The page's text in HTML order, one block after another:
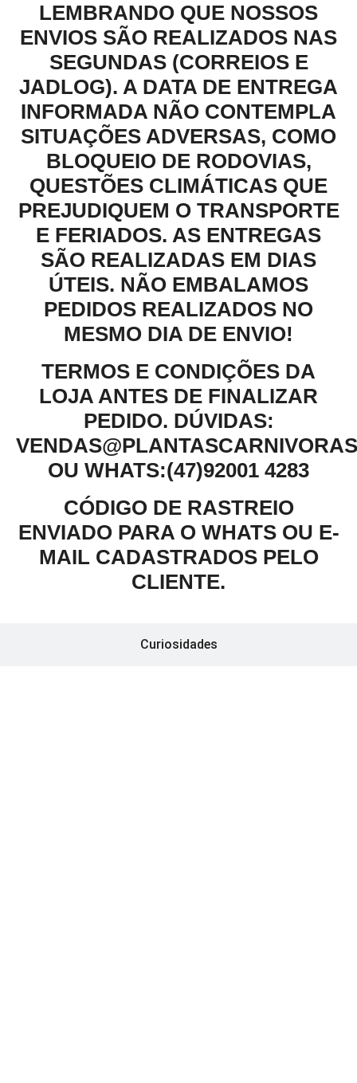
Curiosidades
LEMBRANDO QUE NOSSOS
ENVIOS SÃO REALIZADOS NAS
SEGUNDAS (CORREIOS E
JADLOG). A DATA DE ENTREGA
INFORMADA NÃO CONTEMPLA
SITUAÇÕES ADVERSAS, COMO
BLOQUEIO DE RODOVIAS,
QUESTÕES CLIMÁTICAS QUE
PREJUDIQUEM O TRANSPORTE
E FERIADOS. AS ENTREGAS
SÃO REALIZADAS EM DIAS
ÚTEIS. NÃO EMBALAMOS
PEDIDOS REALIZADOS NO
MESMO DIA DE ENVIO!
TERMOS E CONDIÇÕES DA
LOJA ANTES DE FINALIZAR
PEDIDO. DÚVIDAS:
OU WHATS:(47)92001 4283
CÓDIGO DE RASTREIO
ENVIADO PARA O WHATS OU E-
MAIL CADASTRADOS PELO
CLIENTE.